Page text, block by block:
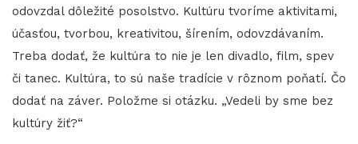
odovzdal dôležité posolstvo. Kultúru tvoríme aktivitami,
účasťou, tvorbou, kreativitou, šírením, odovzdávaním.
Treba dodať, že kultúra to nie je len divadlo, film, spev
či tanec. Kultúra, to sú naše tradície v rôznom poňatí. Čo
dodať na záver. Položme si otázku. „Vedeli by sme bez
kultúry žiť?“